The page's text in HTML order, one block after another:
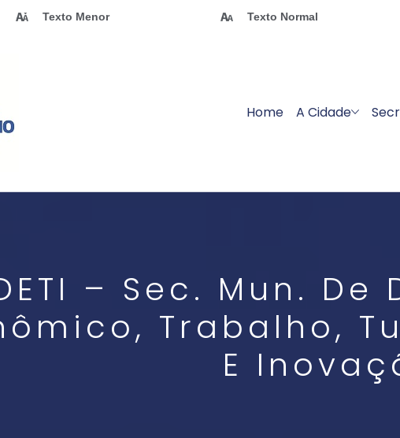
Texto Menor Texto Normal
Home A Cidade
– Sec. Mun.
Trabalho,
E